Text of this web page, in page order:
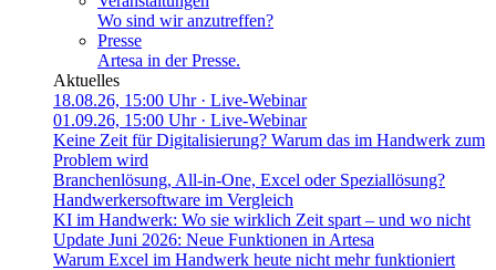
Wo sind wir anzutreffen?
Presse
Artesa in der Presse.
Aktuelles
18.08.26, 15:00 Uhr· Live-Webinar
01.09.26, 15:00 Uhr· Live-Webinar
Keine Zeit für Digitalisierung? Warum das im Handwerk zum
Problem wird
Branchenlösung, All-in-One, Excel oder Speziallösung?
Handwerkersoftware im Vergleich
KI im Handwerk: Wo sie wirklich Zeit spart – und wo nicht
Update Juni 2026: Neue Funktionen in Artesa
Warum Excel im Handwerk heute nicht mehr funktioniert